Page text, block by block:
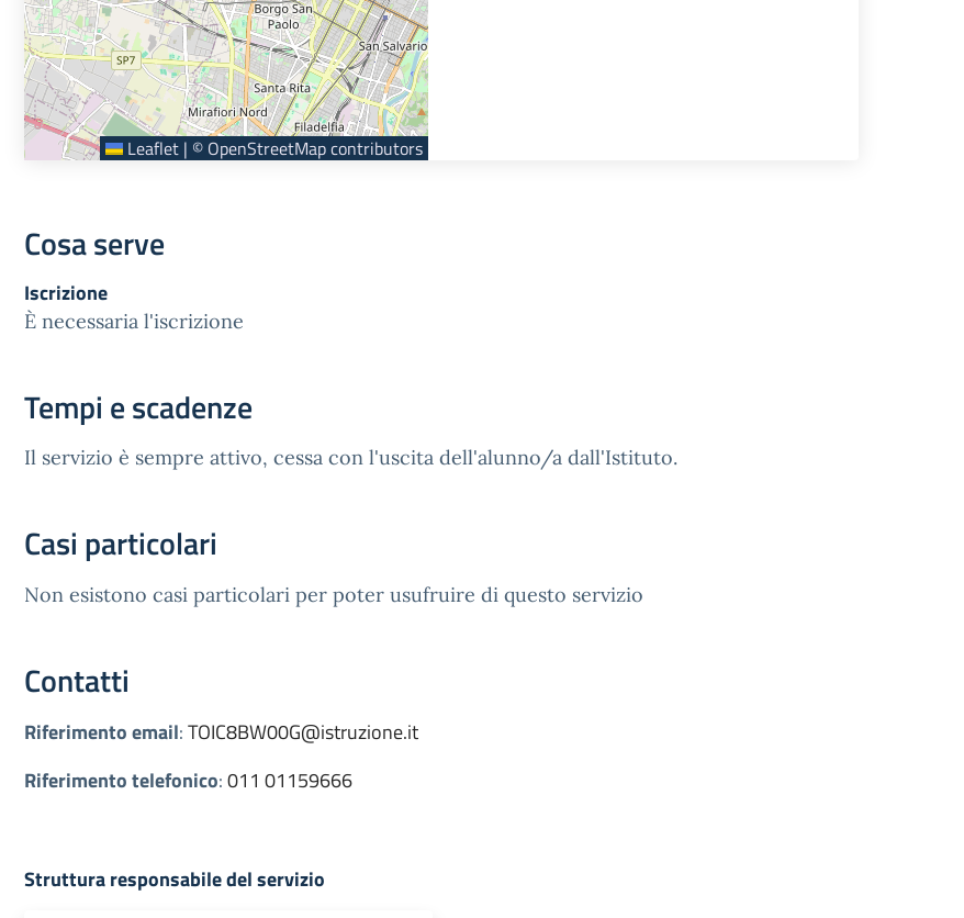
Leaflet | © OpenStreetMapcontributors
Cosa serve
Iscrizione
È necessaria l'iscrizione
Tempi e scadenze
Il servizio è sempre attivo, cessa con l'uscita dell'alunno/a dall'Istituto.
Casi particolari
Non esistono casi particolari per poter usufruire di questo servizio
Contatti
Riferimento email:TOIC8BW00G@istruzione.it
Riferimento telefonico:011 01159666
Struttura responsabile del servizio